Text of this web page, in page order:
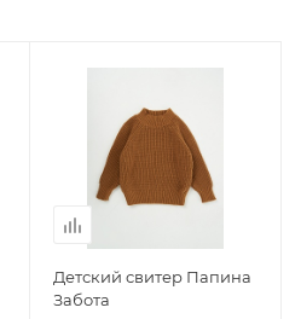
Детский свитер Папина
Забота